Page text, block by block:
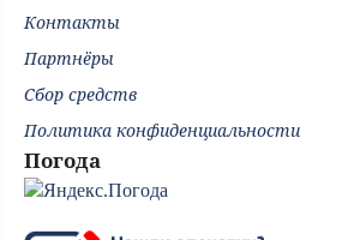
Контакты
Партнёры
Сбор средств
Политика конфиденциальности
Погода